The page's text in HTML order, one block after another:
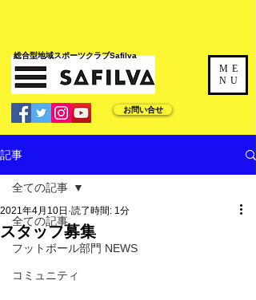
​総合型地域スポーツクラブSafilva
お問い合せ
ME
NU
記事
全ての記事
フットボール部門 NEWS
コミュニティ
全ての記事
スタッフ募集
2021年4月10日 読了時間: 1分